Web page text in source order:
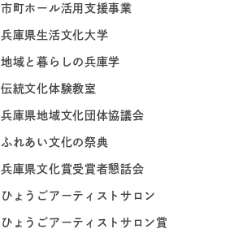
市町ホール活用支援事業
兵庫県生活文化大学
地域と暮らしの兵庫学
伝統文化体験教室
兵庫県地域文化団体協議会
ふれあい文化の祭典
兵庫県文化賞受賞者懇話会
ひょうごアーティストサロン
ひょうごアーティストサロン賞